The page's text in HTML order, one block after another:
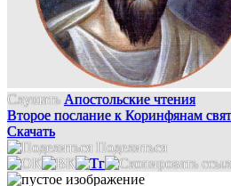
Слушать Апостольские чтения
Второе послание к Коринфянам
Скачать
Поделиться